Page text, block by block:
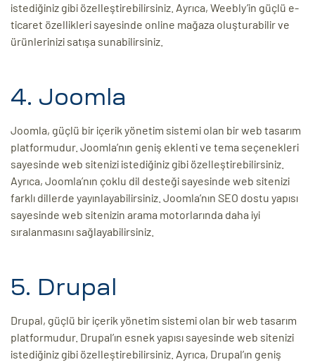
istediğiniz gibi özelleştirebilirsiniz. Ayrıca, Weebly’in güçlü e-
ticaret özellikleri sayesinde online mağaza oluşturabilir ve
ürünlerinizi satışa sunabilirsiniz.
4. Joomla
Joomla, güçlü bir içerik yönetim sistemi olan bir web tasarım
platformudur. Joomla’nın geniş eklenti ve tema seçenekleri
sayesinde web sitenizi istediğiniz gibi özelleştirebilirsiniz.
Ayrıca, Joomla’nın çoklu dil desteği sayesinde web sitenizi
farklı dillerde yayınlayabilirsiniz. Joomla’nın SEO dostu yapısı
sayesinde web sitenizin arama motorlarında daha iyi
sıralanmasını sağlayabilirsiniz.
5. Drupal
Drupal, güçlü bir içerik yönetim sistemi olan bir web tasarım
platformudur. Drupal’ın esnek yapısı sayesinde web sitenizi
istediğiniz gibi özelleştirebilirsiniz. Ayrıca, Drupal’ın geniş